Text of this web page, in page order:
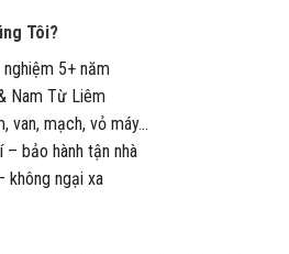
Tôi?
5+ năm
Nam Từ Liêm
van, mạch, vỏ máy…
bảo hành tận nhà
không ngại xa